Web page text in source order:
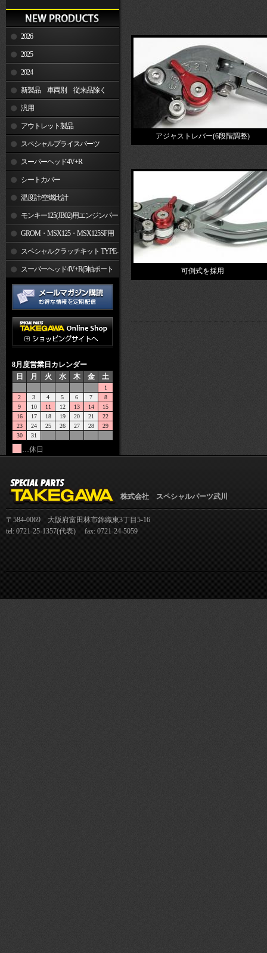
2026
2025
2024
新製品 車両別 従来品除く
汎用
アウトレット製品
スペシャルプライスパーツ
スーパーヘッド4V+R
シートカバー
温度計/空燃比計
モンキー125(JB02)用エンジンパー
ツ GROM・MSX125・MSX125SF用
エンジンパーツ
スペシャルクラッチキット TYPE-
スーパーヘッド4V+R(5軸ポート
加工)
8月度営業日カレンダー
日
月 火 水 木 金 土
1
2
3 4 5 6 7
8
9
10 11 12 13 14
15
16
17 18 19 20 21
22
23
24 25 26 27 28
29
30
31
…休日
アジャストレバー(6段階調整)
可倒式を採用
株式会社 スペシャルパーツ武川
〒584-0069 大阪府富田林市錦織東3丁目5-16
tel: 0721-25-1357(代表) fax: 0721-24-5059